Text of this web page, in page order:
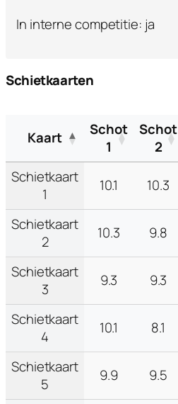
In interne competitie: ja
Schietkaarten
Kaart
Schot
1
Schot
2
Schietkaart
1
10.1 10.3
Schietkaart
2
10.3 9.8
Schietkaart
3
9.3 9.3
Schietkaart
4
10.1 8.1
Schietkaart
5
9.9 9.5